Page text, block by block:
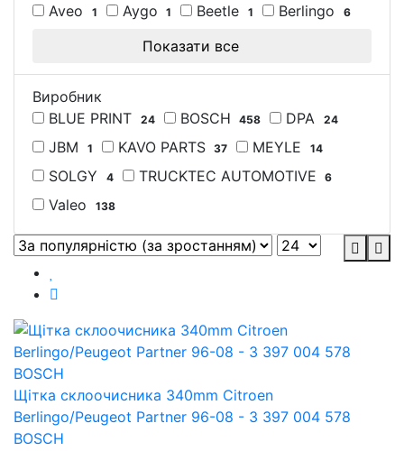
Aveo 1 Aygo 1 Beetle 1 Berlingo 6
Показати все
Виробник
BLUE PRINT
24 BOSCH 458 DPA 24
JBM 1 KAVO PARTS 37 MEYLE 14
SOLGY 4 TRUCKTEC AUTOMOTIVE 6
Valeo 138
Щітка склоочисника 340mm Citroen
Berlingo/Peugeot Partner 96-08 - 3 397 004 578
BOSCH